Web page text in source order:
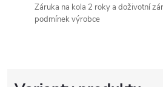
Záruka na kola 2 roky a doživotní
podmínek výrobce